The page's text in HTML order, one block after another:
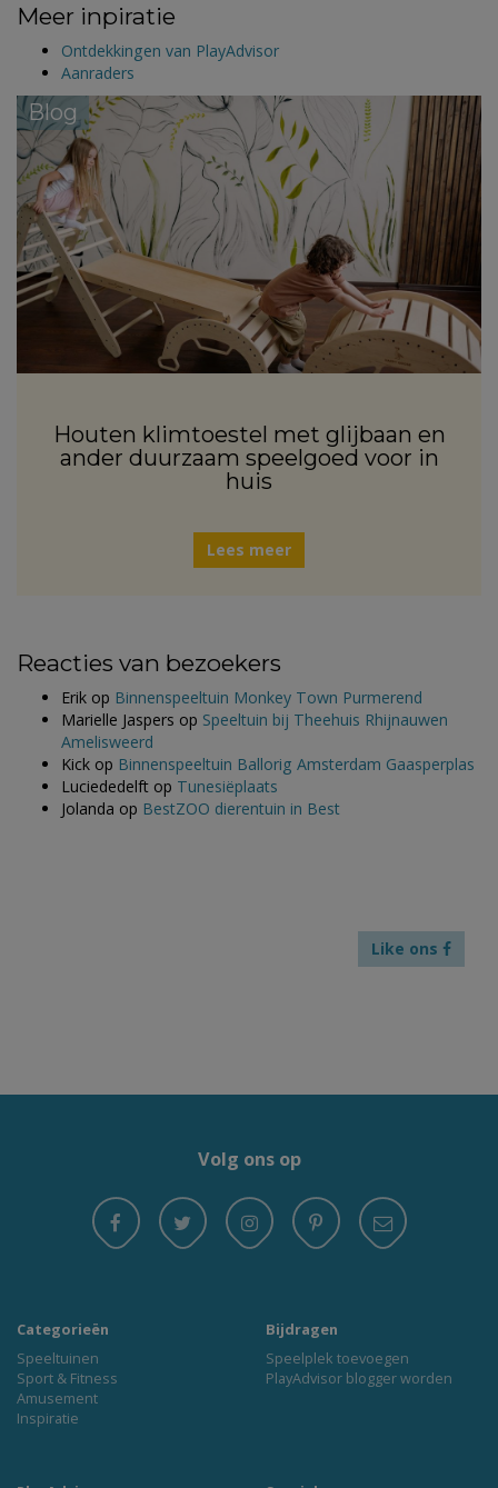
Meer inpiratie
Ontdekkingen van PlayAdvisor
Aanraders
Blog
Houten klimtoestel met glijbaan en
ander duurzaam speelgoed voor in
huis
Lees meer
Reacties van bezoekers
Erik op Binnenspeeltuin Monkey Town Purmerend
Marielle Jaspers op Speeltuin bij Theehuis Rhijnauwen
Amelisweerd
Kick op Binnenspeeltuin Ballorig Amsterdam Gaasperplas
Luciededelft op Tunesiëplaats
Jolanda op BestZOO dierentuin in Best
Like ons
Volg ons op
Categorieën
Speeltuinen
Sport & Fitness
Amusement
Inspiratie
Bijdragen
Speelplek toevoegen
PlayAdvisor blogger worden